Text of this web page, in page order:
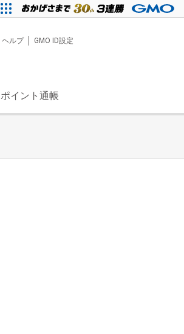
ヘルプ GMO ID設定
ポイント通帳